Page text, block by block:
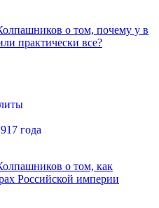
о том, почему у в
практически все?
года
о том, как
Российской империи